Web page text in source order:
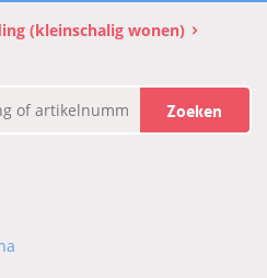
(kleinschalig wonen)
Zoeken